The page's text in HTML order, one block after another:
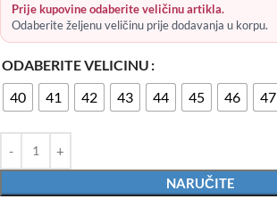
Prije kupovine odaberite veličinu artikla.
Odaberite željenu veličinu prije dodavanja u korpu.
ODABERITE VELICINU
40
41 42 43 44 45 46 47
NARUČITE